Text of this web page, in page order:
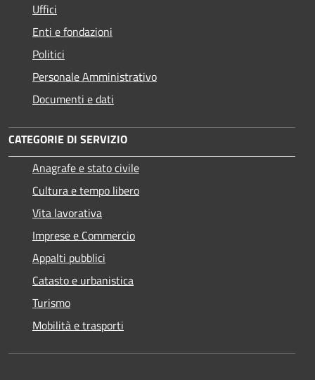
Uffici
Enti e fondazioni
Politici
Personale Amministrativo
Documenti e dati
CATEGORIE DI SERVIZIO
Anagrafe e stato civile
Cultura e tempo libero
Vita lavorativa
Imprese e Commercio
Appalti pubblici
Catasto e urbanistica
Turismo
Mobilità e trasporti